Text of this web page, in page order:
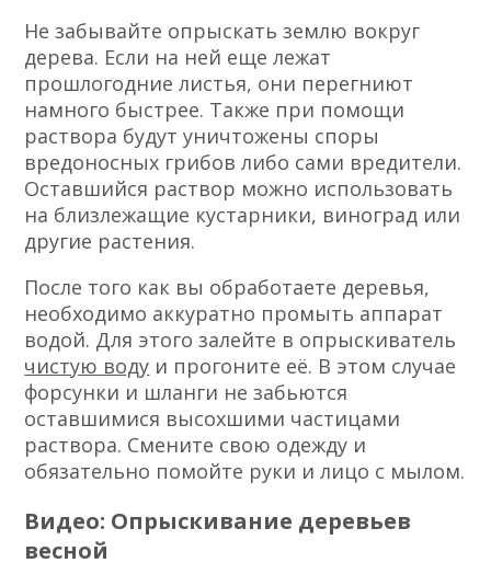
Не забывайте опрыскать землю вокруг
дерева. Если на ней еще лежат
прошлогодние листья, они перегниют
намного быстрее. Также при помощи
раствора будут уничтожены споры
вредоносных грибов либо сами вредители.
Оставшийся раствор можно использовать
на близлежащие кустарники, виноград или
другие растения.
После того как вы обработаете деревья,
необходимо аккуратно промыть аппарат
водой. Для этого залейте в опрыскиватель
чистую воду и прогоните её. В этом случае
форсунки и шланги не забьются
оставшимися высохшими частицами
раствора. Смените свою одежду и
обязательно помойте руки и лицо с мылом.
Видео: Опрыскивание деревьев
весной